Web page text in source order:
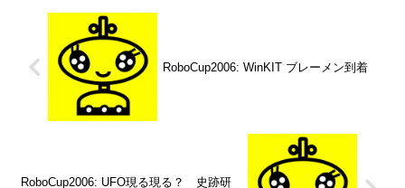
RoboCup2006: WinKIT ブレーメン到着
RoboCup2006: UFO現る現る？ 史跡研